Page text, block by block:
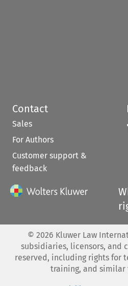
Contact
Sales
For Authors
Customer support &
feedback
© 2026 Kluwer Law
subsidiaries, licensors, and
reserved, including rights for
training, and similar